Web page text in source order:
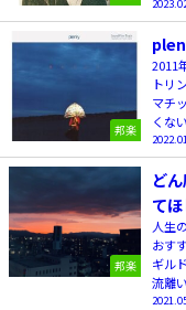
邦楽
2011
トリ
マチ
くな
邦楽
ど
て
人生
おす
ギル
流離